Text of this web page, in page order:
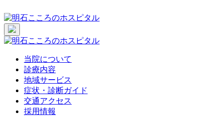
当院について
診療内容
地域サービス
症状・診断ガイド
交通アクセス
採用情報